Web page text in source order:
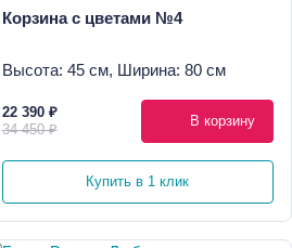
Корзина с цветами №4
Высота: 45 см, Ширина: 80 см
22 390 ₽
34 450 ₽
В корзину
Купить в 1 клик